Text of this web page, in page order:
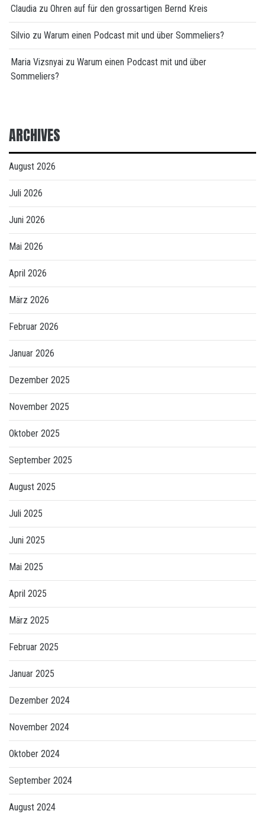
Claudia zu Ohren auf für den grossartigen Bernd Kreis
Silvio zu Warum einen Podcast mit und über Sommeliers?
Maria Vizsnyai zu Warum einen Podcast mit und über
Sommeliers?
ARCHIVES
August 2026
Juli 2026
Juni 2026
Mai 2026
April 2026
März 2026
Februar 2026
Januar 2026
Dezember 2025
November 2025
Oktober 2025
September 2025
August 2025
Juli 2025
Juni 2025
Mai 2025
April 2025
März 2025
Februar 2025
Januar 2025
Dezember 2024
November 2024
Oktober 2024
September 2024
August 2024